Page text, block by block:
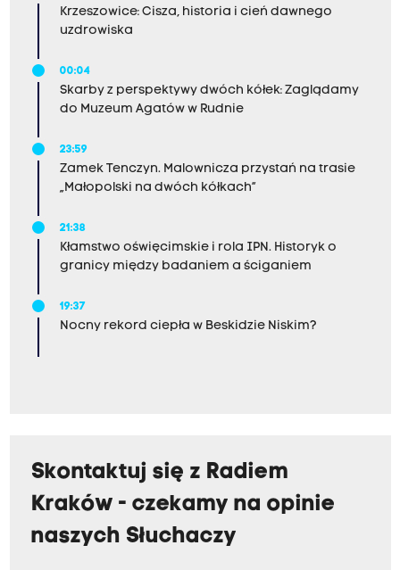
Krzeszowice: Cisza, historia i cień dawnego
uzdrowiska
00:04
Skarby z perspektywy dwóch kółek: Zaglądamy
do Muzeum Agatów w Rudnie
23:59
Zamek Tenczyn. Malownicza przystań na trasie
„Małopolski na dwóch kółkach”
21:38
Kłamstwo oświęcimskie i rola IPN. Historyk o
granicy między badaniem a ściganiem
19:37
Nocny rekord ciepła w Beskidzie Niskim?
Skontaktuj się z Radiem
Kraków - czekamy na opinie
naszych Słuchaczy